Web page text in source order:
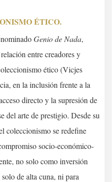
ÉTICO.
Genio de Nada,
entre creadores y
ético (Vicjes
en la inclusión frente a la
directo y la supresión de
del arte de prestigio. Desde su
coleccionismo se redefine
socio-económico-
no solo como inversión
de alta cuna, ni para